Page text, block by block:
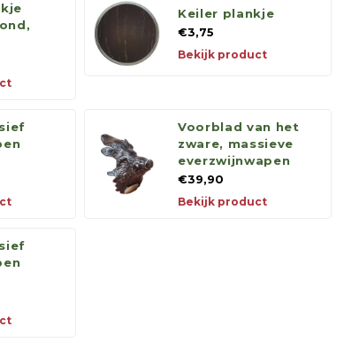
Keiler plankje
€3,75
Bekijk product
Voorblad van het
zware, massieve
everzwijnwapen
€39,90
Bekijk product